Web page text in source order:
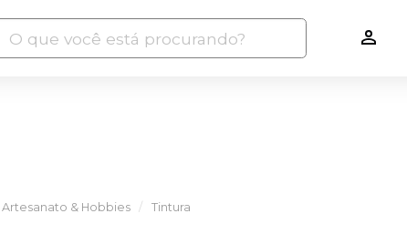
Artesanato & Hobbies Tintura